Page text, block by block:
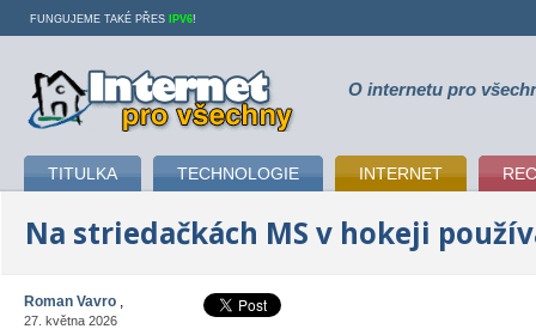
Internet pro všechny O internetu pro
TITULKA TECHNOLOGIE INTERNET
FUNGUJEME TAKÉ PŘES IPV6!
Na striedačkách MS v hokeji
Roman Vavro
27. května 2026